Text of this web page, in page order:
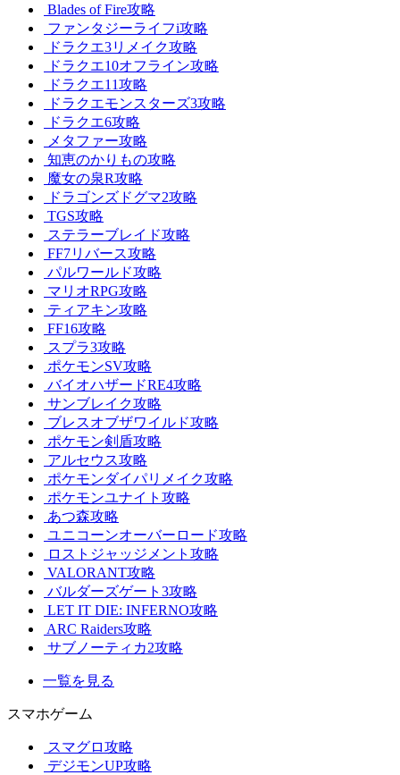
Blades of Fire攻略
ファンタジーライフi攻略
ドラクエ3リメイク攻略
ドラクエ10オフライン攻略
ドラクエ11攻略
ドラクエモンスターズ3攻略
ドラクエ6攻略
メタファー攻略
知恵のかりもの攻略
魔女の泉R攻略
ドラゴンズドグマ2攻略
TGS攻略
ステラーブレイド攻略
FF7リバース攻略
パルワールド攻略
マリオRPG攻略
ティアキン攻略
FF16攻略
スプラ3攻略
ポケモンSV攻略
バイオハザードRE4攻略
サンブレイク攻略
ブレスオブザワイルド攻略
ポケモン剣盾攻略
アルセウス攻略
ポケモンダイパリメイク攻略
ポケモンユナイト攻略
あつ森攻略
ユニコーンオーバーロード攻略
ロストジャッジメント攻略
VALORANT攻略
バルダーズゲート3攻略
LET IT DIE: INFERNO攻略
ARC Raiders攻略
サブノーティカ2攻略
一覧を見る
スマホゲーム
スマグロ攻略
デジモンUP攻略